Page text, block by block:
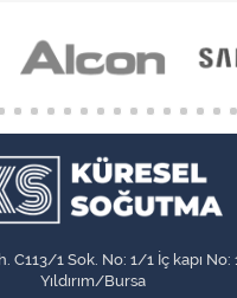
C113/1 Sok. No: 1/1 İç kapı No:
Yıldırım/Bursa